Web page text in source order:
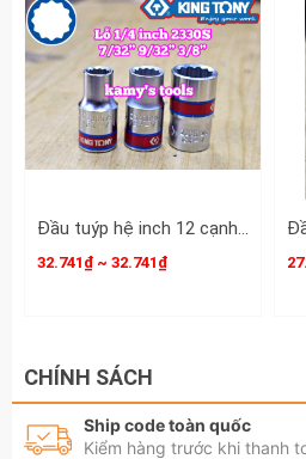
1/4 Inch Crossman T10
T40 99-475 99-476 99-
99-480 99-482
Đầu tuýp hệ inch 12 cạnh 1/4 inch Kingtony cỡ 7/32” 9/32” 3/8” 233007S 233009S 233012S
32.741₫ ~ 32.741₫
CHÍNH SÁCH
Ship code toàn quốc
Kiểm hàng trước khi thanh